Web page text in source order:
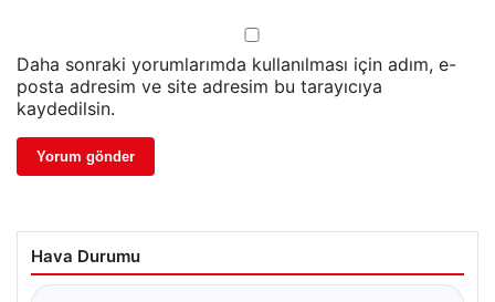
Daha sonraki yorumlarımda kullanılması için adım, e-
posta adresim ve site adresim bu tarayıcıya
kaydedilsin.
Hava Durumu